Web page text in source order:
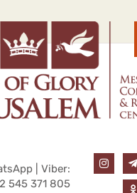
| Viber:
545 371 805